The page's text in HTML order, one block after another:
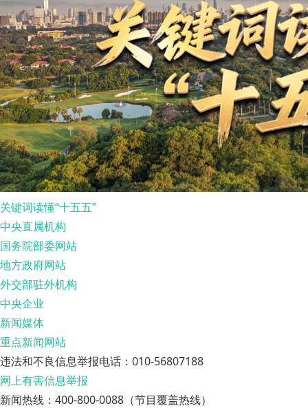
关键词读懂“十五五”
中央直属机构
国务院部委网站
地方政府网站
外交部驻外机构
中央企业
新闻媒体
重点新闻网站
违法和不良信息举报电话：010-56807188
网上有害信息举报
新闻热线：400-800-0088（节目覆盖热线）